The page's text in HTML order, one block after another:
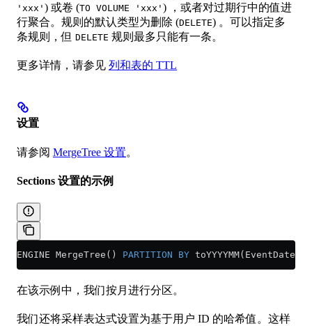
'xxx' ) 或卷 (TO VOLUME 'xxx' ) ，或者对过期行中的值进
行聚合。规则的默认类型为删除 (DELETE) 。可以指定多
条规则，但 DELETE 规则最多只能有一条。
更多详情，请参见 列和表的 TTL
设置
请参阅 MergeTree 设置。
Sections 设置的示例
ENGINE MergeTree() PARTITION BY toYYYYMM(EventDate)
在该示例中，我们按月进行分区。
我们还将采样表达式设置为基于用户 ID 的哈希值。这样